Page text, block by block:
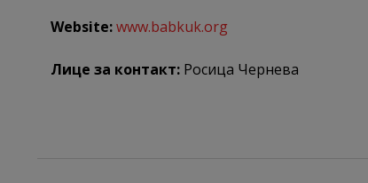
Website:www.babkuk.org
Лице за контакт: Росица Чернева